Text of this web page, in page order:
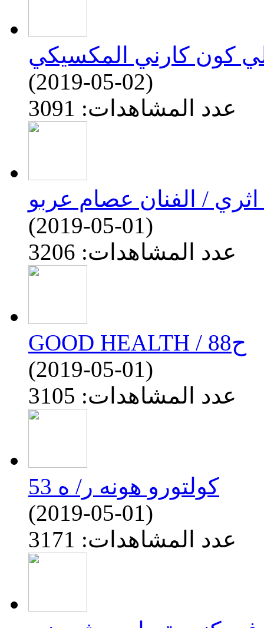
كون كارني المكسيكي
(2019-05-02)
عدد المشاهدات: 3091
/ الفنان عصام عربو
(2019-05-01)
عدد المشاهدات: 3206
GOOD HEALTH / ح88
(2019-05-01)
عدد المشاهدات: 3105
كولتورو هونه ر/ ه 53
(2019-05-01)
عدد المشاهدات: 3171